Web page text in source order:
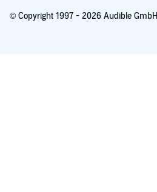
© Copyright 1997 - 2026 Audible GmbH